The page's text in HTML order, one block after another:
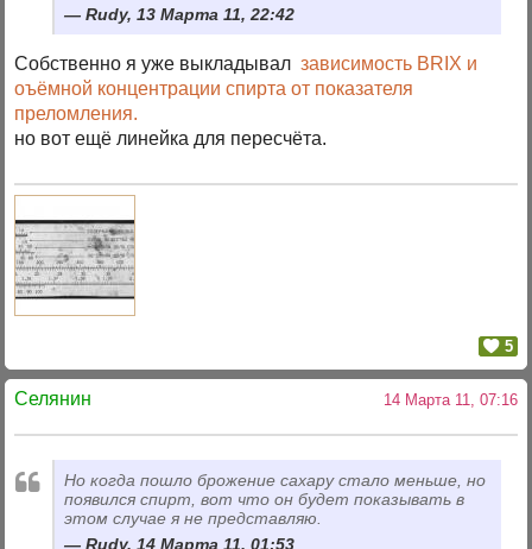
Rudy, 13 Марта 11, 22:42
Собственно я уже выкладывалзависимость ВRIX и
оъёмной концентрации спирта от показателя
преломления.
но вот ещё линейка для пересчёта.
5
Селянин 14 Марта 11, 07:16
Но когда пошло брожение сахару стало меньше, но
появился спирт, вот что он будет показывать в
этом случае я не представляю.
Rudy, 14 Марта 11, 01:53